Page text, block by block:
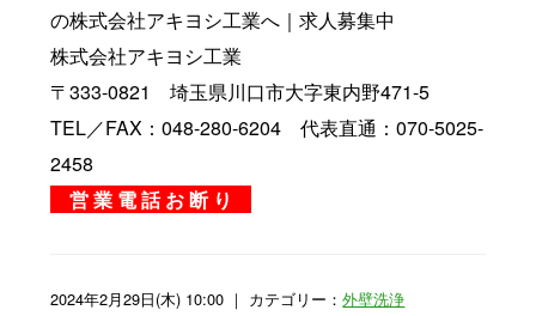
の株式会社アキヨシ工業へ｜求人募集中
株式会社アキヨシ工業
〒333-0821 埼玉県川口市大字東内野471-5
TEL／FAX：048-280-6204 代表直通：070-5025-
2458
営 業 電 話 お 断 り
2024年2月29日(木) 10:00 ｜ カテゴリー：外壁洗浄